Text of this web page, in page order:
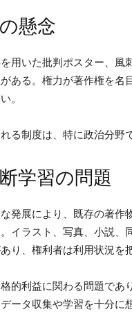
懸念
用いた批判ポスター、
ある。権力が著作権を
。
る制度は、特に政治分野
学習の問題
発展により、既存の著
イラスト、写真、小説
り、権利者は利用状況を
的利益に関わる問題で
ータ収集や学習を十分